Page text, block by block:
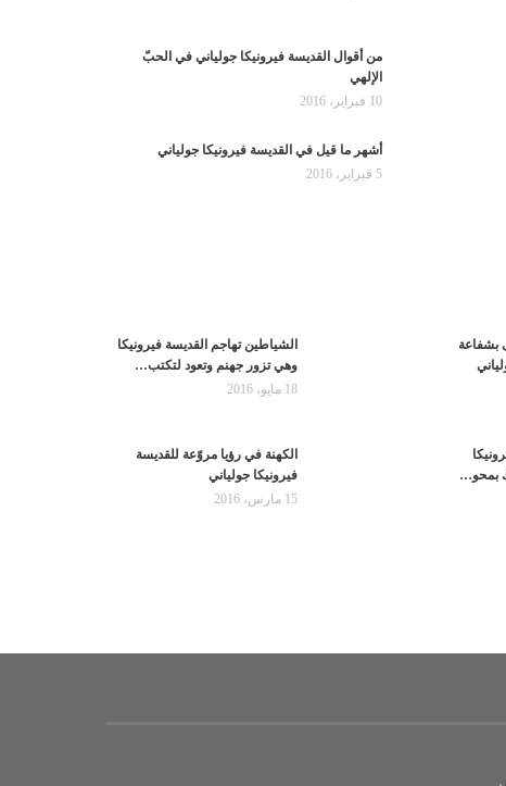
من أقوال القديسة فيرونيكا جولياني في الحبّ
الإلهي
10 فبراير، 2016
أشهر ما قيل في القديسة فيرونيكا جولياني
5 فبراير، 2016
بشفاعة
الشياطين تهاجم القديسة فيرونيكا
وهي تزور جهنم وتعود لتكتب…
18 مايو، 2016
بمحو…
الكهنة في رؤيا مروّعة للقديسة
فيرونيكا جولياني
15 مارس، 2016